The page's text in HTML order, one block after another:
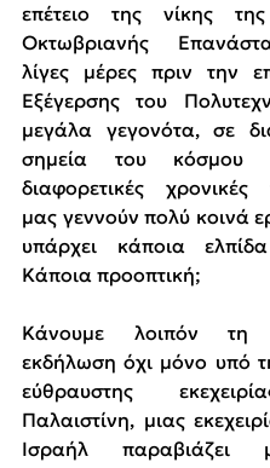
επέτειο της νίκης
Οκτωβριανής
λίγες μέρες πριν την
Εξέγερσης του
μεγάλα γεγονότα, σε
σημεία του κόσμου
διαφορετικές χρονικές
μας γεννούν πολύ κοινά
υπάρχει κάποια
Κάποια προοπτική;
Κάνουμε λοιπόν τη
εκδήλωση όχι μόνο υπό
εύθραυστης
Παλαιστίνη, μιας
Ισραήλ παραβιάζει